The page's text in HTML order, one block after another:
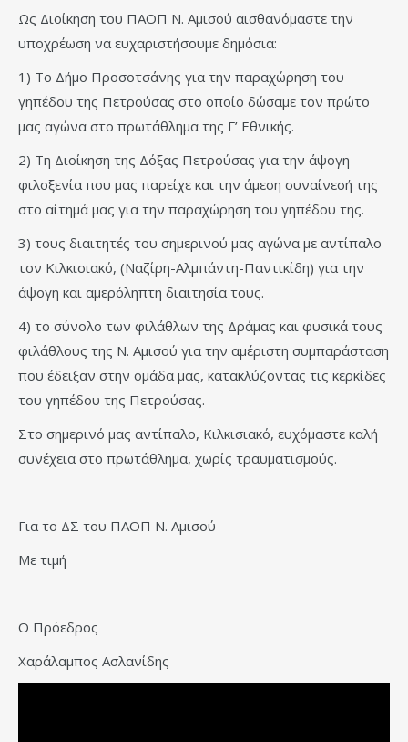
Ως Διοίκηση του ΠΑΟΠ Ν. Αμισού αισθανόμαστε την
υποχρέωση να ευχαριστήσουμε δημόσια:
1) Το Δήμο Προσοτσάνης για την παραχώρηση του
γηπέδου της Πετρούσας στο οποίο δώσαμε τον πρώτο
μας αγώνα στο πρωτάθλημα της Γ’ Εθνικής.
2) Τη Διοίκηση της Δόξας Πετρούσας για την άψογη
φιλοξενία που μας παρείχε και την άμεση συναίνεσή της
στο αίτημά μας για την παραχώρηση του γηπέδου της.
3) τους διαιτητές του σημερινού μας αγώνα με αντίπαλο
τον Κιλκισιακό, (Ναζίρη-Αλμπάντη-Παντικίδη) για την
άψογη και αμερόληπτη διαιτησία τους.
4) το σύνολο των φιλάθλων της Δράμας και φυσικά τους
φιλάθλους της Ν. Αμισού για την αμέριστη συμπαράσταση
που έδειξαν στην ομάδα μας, κατακλύζοντας τις κερκίδες
του γηπέδου της Πετρούσας.
Στο σημερινό μας αντίπαλο, Κιλκισιακό, ευχόμαστε καλή
συνέχεια στο πρωτάθλημα, χωρίς τραυματισμούς.
Για το ΔΣ του ΠΑΟΠ Ν. Αμισού
Με τιμή
Ο Πρόεδρος
Χαράλαμπος Ασλανίδης